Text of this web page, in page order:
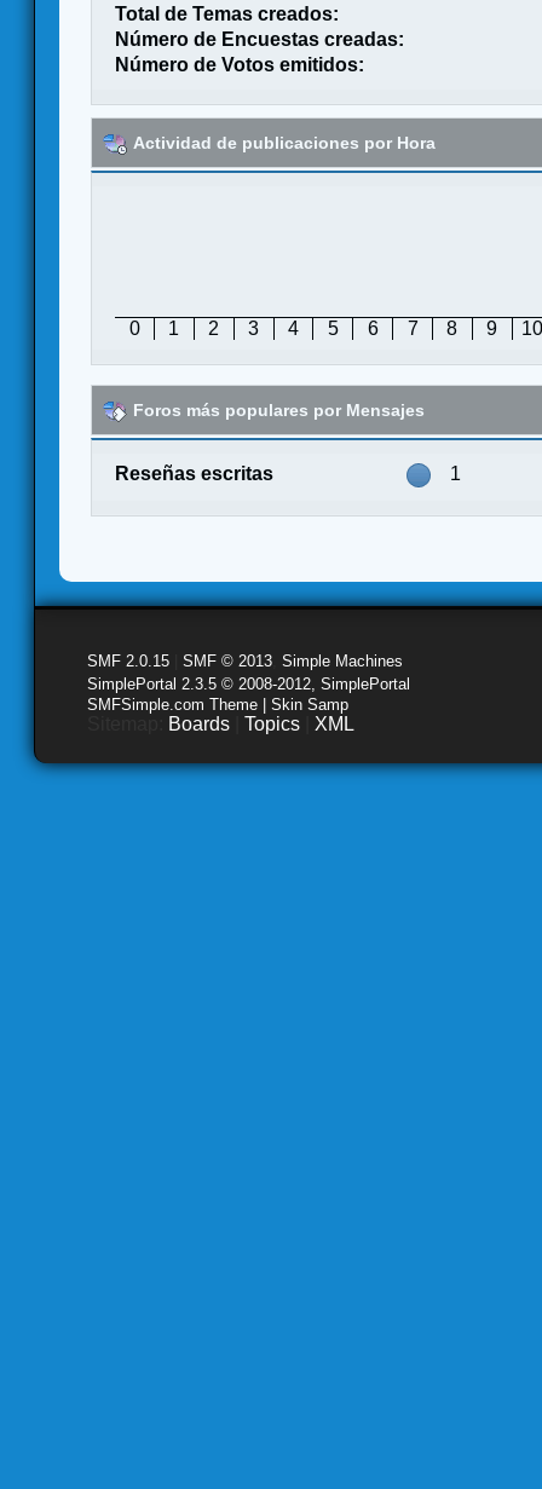
Total de Temas creados:
Número de Encuestas creadas:
Número de Votos emitidos:
Actividad de publicaciones por Hora
0 1 2 3 4 5 6 7 8 9 10
Foros más populares por Mensajes
Reseñas escritas 1
SMF 2.0.15 SMF © 2013 Simple Machines
SimplePortal 2.3.5 © 2008-2012, SimplePortal
SMFSimple.com Theme | Skin Samp
Boards Topics XML